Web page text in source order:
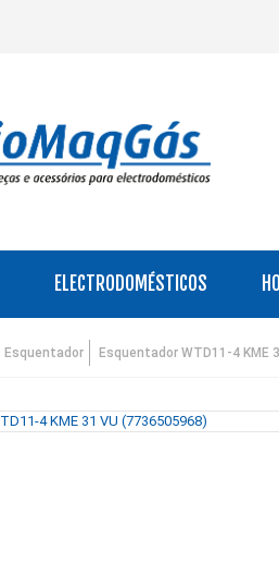
ELECTRODOMÉSTICOS
Esquentador Esquentador WTD11-4 KME